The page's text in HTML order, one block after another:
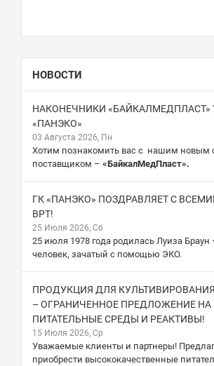
НОВОСТИ
НАКОНЕЧНИКИ «БАЙКАЛМЕДПЛАСТ»
«ПАНЭКО»
03 Августа 2026, Пн
Хотим познакомить вас с нашим новым
поставщиком – «БайкалМедПласт».
ГК «ПАНЭКО» ПОЗДРАВЛЯЕТ С
ВРТ!
25 Июля 2026, Сб
25 июля 1978 года родилась Луиза
человек, зачатый с помощью ЭКО.
ПРОДУКЦИЯ ДЛЯ
– ОГРАНИЧЕННОЕ ПРЕДЛОЖЕНИЕ НА
ПИТАТЕЛЬНЫЕ СРЕДЫ И РЕАКТИВЫ!
15 Июля 2026, Ср
Уважаемые клиенты и партнеры!
приобрести высококачественные